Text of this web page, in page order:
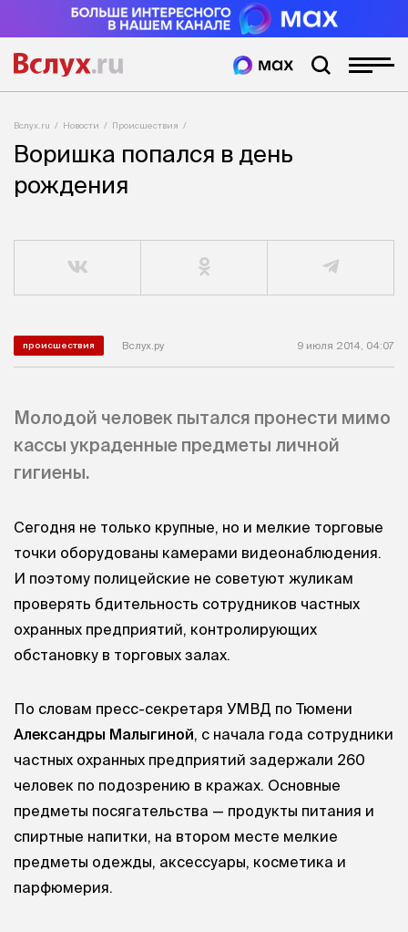
Вслух.ru Новости Происшествия
Воришка попался в день
рождения
происшествия Вслух.ру 9 июля 2014, 04:07
Молодой человек пытался пронести мимо
кассы украденные предметы личной
гигиены.
Сегодня не только крупные, но и мелкие торговые
точки оборудованы камерами видеонаблюдения.
И поэтому полицейские не советуют жуликам
проверять бдительность сотрудников частных
охранных предприятий, контролирующих
обстановку в торговых залах.
По словам пресс-секретаря УМВД по Тюмени
Александры Малыгиной, с начала года сотрудники
частных охранных предприятий задержали 260
человек по подозрению в кражах. Основные
предметы посягательства — продукты питания и
спиртные напитки, на втором месте мелкие
предметы одежды, аксессуары, косметика и
парфюмерия.